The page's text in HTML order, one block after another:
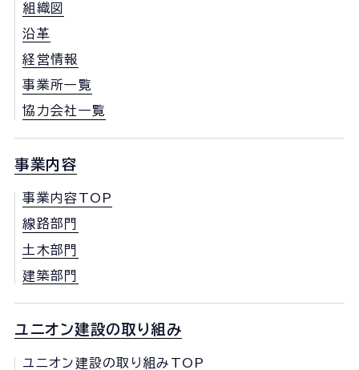
組織図
沿革
経営情報
事業所一覧
協力会社一覧
事業内容
事業内容TOP
線路部門
土木部門
建築部門
ユニオン建設の取り組み
ユニオン建設の取り組みTOP